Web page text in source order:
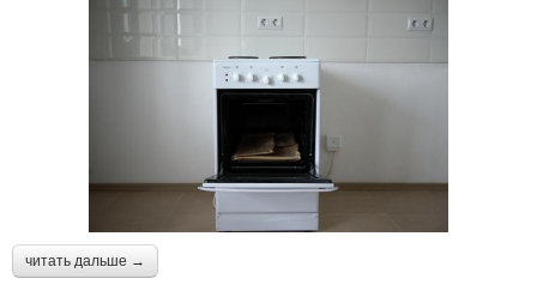
читать дальше →